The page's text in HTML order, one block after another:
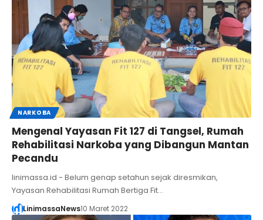
NARKOBA
Mengenal Yayasan Fit 127 di Tangsel, Rumah
Rehabilitasi Narkoba yang Dibangun Mantan
Pecandu
linimassa.id - Belum genap setahun sejak diresmikan,
Yayasan Rehabilitasi Rumah Bertiga Fit…
LinimassaNews10 Maret 2022